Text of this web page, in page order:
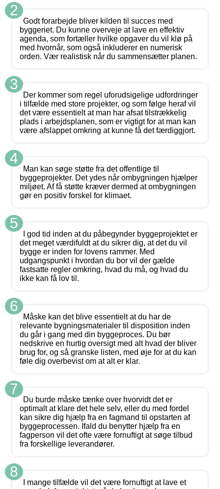
2
Godt forarbejde bliver kilden til succes med
byggeriet. Du kunne overveje at lave en effektiv
agenda, som fortæller hvilke opgaver du vil klø på
med hvornår, som også inkluderer en numerisk
orden. Vær realistisk når du sammensætter planen.
3
Der kommer som regel uforudsigelige udfordringer
i tilfælde med store projekter, og som følge heraf vil
det være essentielt at man har afsat tilstrækkelig
plads i arbejdsplanen, som er vigtigt for at man kan
være afslappet omkring at kunne få det færdiggjort.
4
Man kan søge støtte fra det offentlige til
byggeprojekter. Det ydes når ombygningen hjælper
miljøet. Af få støtte kræver dermed at ombygningen
gør en positiv forskel for klimaet.
5
I god tid inden at du påbegynder byggeprojektet er
det meget værdifuldt at du sikrer dig, at det du vil
bygge er inden for lovens rammer. Med
udgangspunkt i hvordan du bor vil der gælde
fastsatte regler omkring, hvad du må, og hvad du
ikke kan få lov til.
6
Måske kan det blive essentielt at du har de
relevante bygningsmaterialer til disposition inden
du går i gang med din byggeproces. Du bør
nedskrive en hurtig oversigt med alt hvad der bliver
brug for, og så granske listen, med øje for at du kan
føle dig overbevist om at alt er klar.
7
Du burde måske tænke over hvorvidt det er
optimalt at klare det hele selv, eller du med fordel
kan sikre dig hjælp fra en fagmand til opstarten af
byggeprocessen. Ifald du benytter hjælp fra en
fagperson vil det ofte være fornuftigt at søge tilbud
fra forskellige leverandører.
8
I mange tilfælde vil det være fornuftigt at lave et